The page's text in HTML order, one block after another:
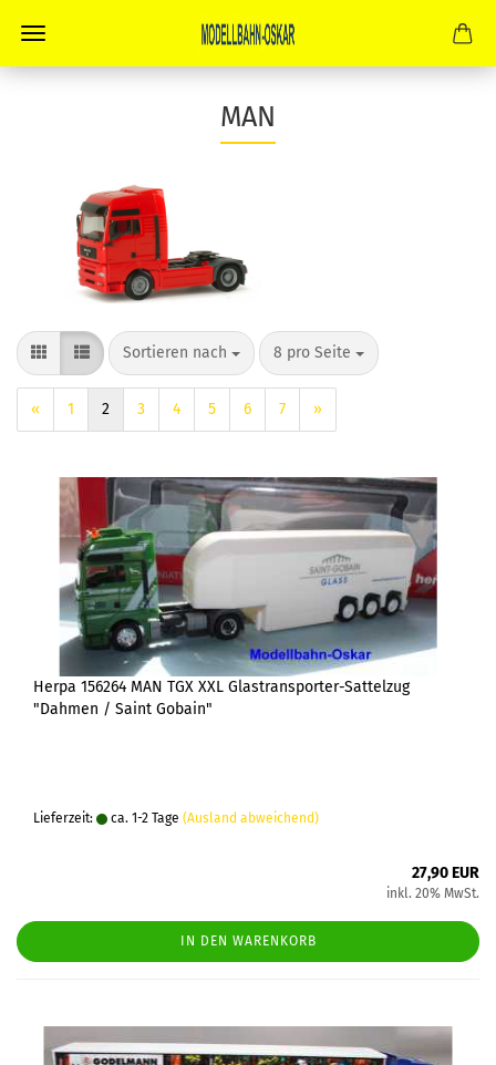
MAN
Sortieren nach
Sortieren nach 8 pro Seite
pro Seite
« 1 2 3 4 5 6 7 »
Herpa 156264 MAN TGX XXL Glastransporter-Sattelzug
"Dahmen / Saint Gobain"
Lieferzeit: ca. 1-2 Tage (Ausland abweichend)
27,90 EUR
inkl. 20% MwSt.
IN DEN WARENKORB